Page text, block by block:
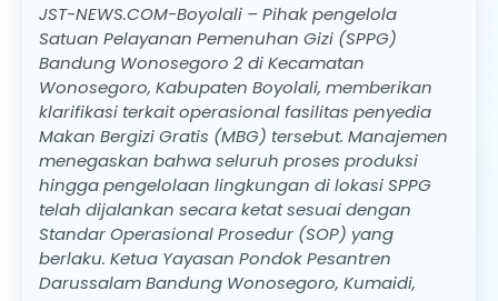
JST-NEWS.COM-Boyolali – Pihak pengelola
Satuan Pelayanan Pemenuhan Gizi (SPPG)
Bandung Wonosegoro 2 di Kecamatan
Wonosegoro, Kabupaten Boyolali, memberikan
klarifikasi terkait operasional fasilitas penyedia
Makan Bergizi Gratis (MBG) tersebut. Manajemen
menegaskan bahwa seluruh proses produksi
hingga pengelolaan lingkungan di lokasi SPPG
telah dijalankan secara ketat sesuai dengan
Standar Operasional Prosedur (SOP) yang
berlaku. Ketua Yayasan Pondok Pesantren
Darussalam Bandung Wonosegoro, Kumaidi,